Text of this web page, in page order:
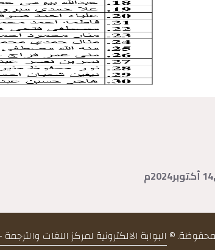
© البوابة الالكترونية لمركز اللغات